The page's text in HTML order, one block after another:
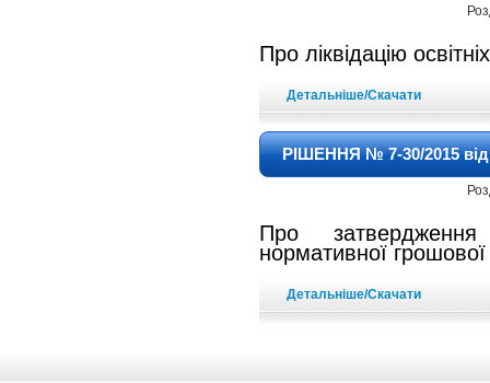
Про ліквідацію
Детальніше/Скачати
РІШЕННЯ № 7-30/2015 від
Про затвердження
нормативної
Детальніше/Скачати